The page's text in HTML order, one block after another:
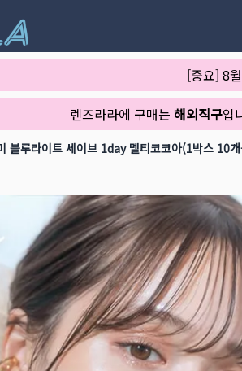
[중요] 8
렌즈라라에 구매는 해외직구입
블루라이트 세이브 1day 멜티코코아(1박스 10